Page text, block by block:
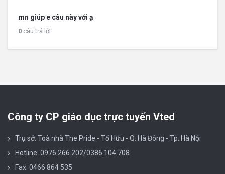
mn giúp e câu này với ạ
0 câu trả lời
Công ty CP giáo dục trực tuyến Vted
Trụ sở: Toà nhà The Pride - Tố Hữu - Q. Hà Đông - Tp. Hà Nội
Hotline: 0976.266.202/0386.104.708
Fax: 0466 864 535